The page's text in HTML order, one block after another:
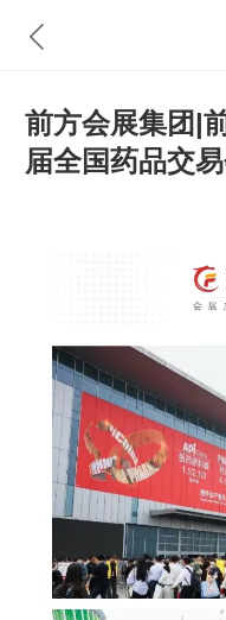
前方会展集团|
届全国药品交